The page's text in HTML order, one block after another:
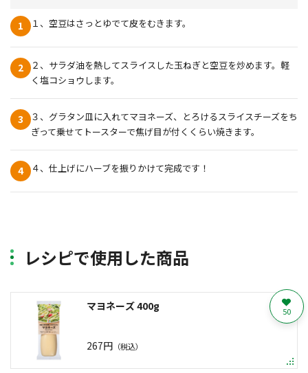
1 １、空豆はさっとゆでて皮をむきます。
2
２、サラダ油を熱してスライスした玉ねぎと空豆を炒めます。軽
く塩コショウします。
3
３、グラタン皿に入れてマヨネーズ、とろけるスライスチーズをち
ぎって乗せてトースターで焦げ目が付くくらい焼きます。
4 ４、仕上げにハーブを振りかけて完成です！
レシピで使用した商品
マヨネーズ 400g
267円 （税込）
50